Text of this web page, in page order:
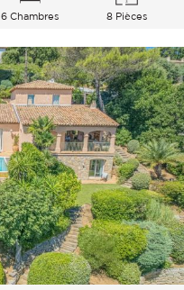
6 Chambres 8 Pièces